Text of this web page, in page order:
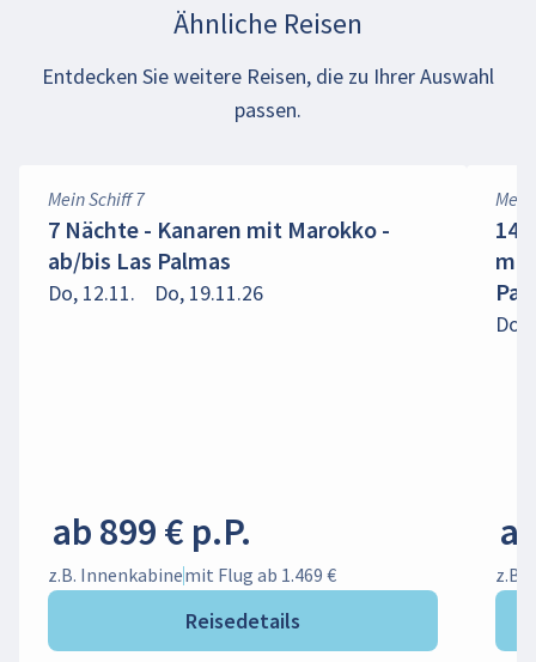
Ähnliche Reisen
Entdecken Sie weitere Reisen, die zu Ihrer Auswahl
passen.
Mein Schiff 7
7 Nächte - Kanaren mit Marokko -
ab/bis Las Palmas
Do, 12.11. Do, 19.11.26
ab 899 € p.P.
z.B. Innenkabinemit Flug ab 1.469 €
Reisedetails
14
Do,
z.B.